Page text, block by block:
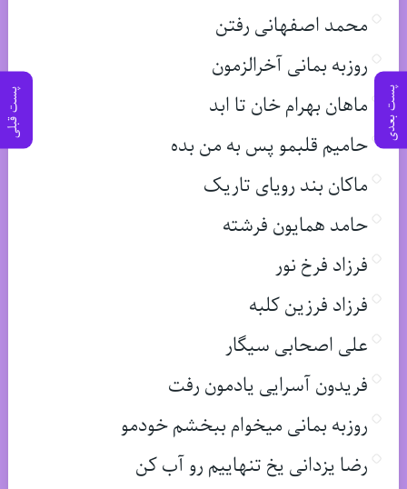
پست بعدی پست قبلی
محمد اصفهانی رفتن
روزبه بمانی آخرالزمون
ماهان بهرام خان تا ابد
حامیم قلبمو پس به من بده
ماکان بند رویای تاریک
حامد همایون فرشته
فرزاد فرخ نور
فرزاد فرزین کلبه
علی اصحابی سیگار
فریدون آسرایی یادمون رفت
روزبه بمانی میخوام ببخشم خودمو
رضا یزدانی یخ تنهاییم رو آب کن